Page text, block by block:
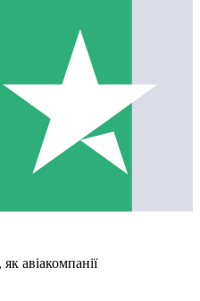
авіакомпанії